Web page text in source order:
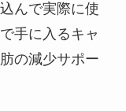
んで実際に使
手に入るキャ
の減少サポー